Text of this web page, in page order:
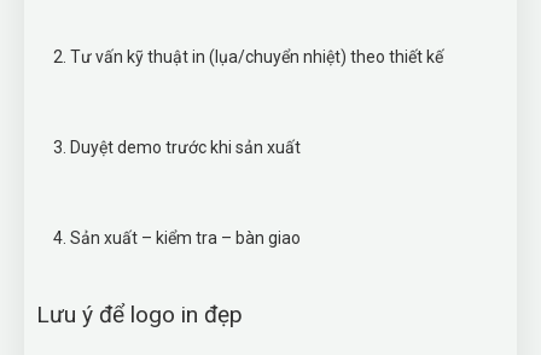
Tư vấn kỹ thuật in (lụa/chuyển nhiệt) theo thiết kế
Duyệt demo trước khi sản xuất
Sản xuất – kiểm tra – bàn giao
Lưu ý để logo in đẹp